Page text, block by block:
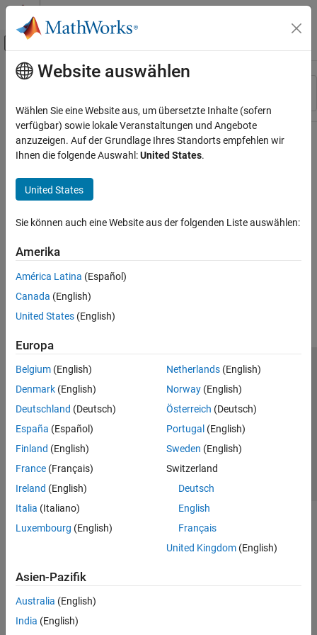
Weiter zum Inhalt
Umschaltung für Off-Canvas-
Ressource
Hauptinhalt
Website auswählen
Wählen Sie eine Website aus, um übersetzte Inhalte (sofern
verfügbar) sowie lokale Veranstaltungen und Angebote
anzuzeigen. Auf der Grundlage Ihres Standorts empfehlen wir
Ihnen die folgende Auswahl:United States.
United States
Sie können auch eine Website aus der folgenden Liste auswählen:
Amerika
América Latina (Español)
Canada (English)
United States (English)
Europa
Belgium (English)
Denmark (English)
Deutschland (Deutsch)
España (Español)
Finland (English)
France (Français)
Ireland (English)
Italia (Italiano)
Luxembourg (English)
Netherlands(English)
Norway(English)
Österreich (Deutsch)
Portugal (English)
Sweden (English)
Switzerland
Deutsch
English
Français
United Kingdom(English)
Asien-Pazifik
Australia (English)
India (English)
Trust Center
Datenschutz-Richtlinien
Datendiebstahl verhindern
Status von Anwendungen
© 1994-2026 The MathWorks, Inc.
Website auswählen
Deutschland